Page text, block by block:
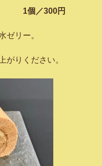
1個／300円
ゼリー。
がりください。